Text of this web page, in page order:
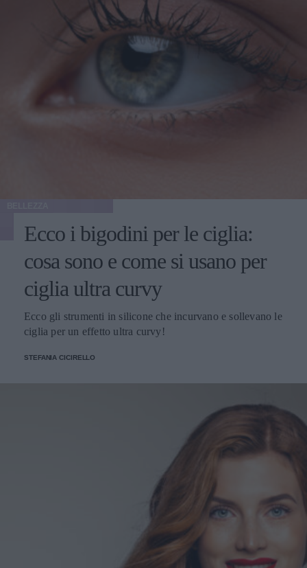
Ecco i bigodini per le ciglia:
cosa sono e come si usano per
ciglia ultra curvy
Ecco gli strumenti in silicone che incurvano e sollevano le
ciglia per un effetto ultra curvy!
STEFANIA CICIRELLO